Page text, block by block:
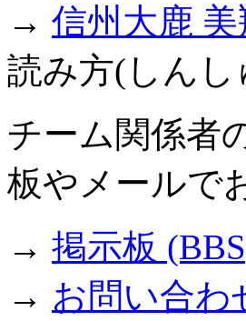
→ 信州大鹿
読み方(しん
チーム関係者
板やメールで
→ 掲示板
→ お問い合わ